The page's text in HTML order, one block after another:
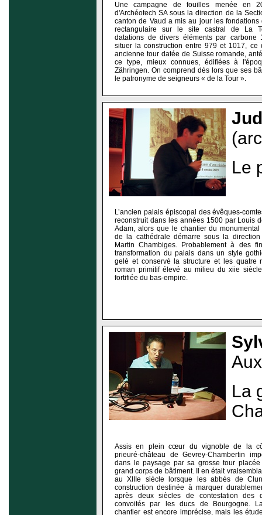
Une campagne de fouilles menée en
d'Archéotech SA sous la direction de la
canton de Vaud a mis au jour les fondations
rectangulaire sur le site castral de La
datations de divers éléments par carbone
situer la construction entre 979 et 1017,
ancienne tour datée de Suisse romande,
ce type, mieux connues, édifiées à
Zähringen. On comprend dès lors que ses
le patronyme de seigneurs « de la Tour ».
Le
L’ancien palais épiscopal des évêques-
reconstruit dans les années 1500 par Louis
Adam, alors que le chantier du monumental
de la cathédrale démarre sous la direction
Martin Chambiges. Probablement à des
transformation du palais dans un style
gelé et conservé la structure et les quatre
roman primitif élevé au milieu du xiie siècle
fortifiée du bas-empire.
La
Assis en plein cœur du vignoble de la
prieuré-château de Gevrey-Chambertin
dans le paysage par sa grosse tour
grand corps de bâtiment. Il en était
au XIIIe siècle lorsque les abbés de
construction destinée à marquer
après deux siècles de contestation des
convoités par les ducs de Bourgogne.
chantier est encore imprécise, mais les